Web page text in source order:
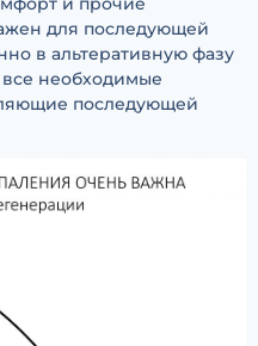
для последующей
в альтеративную фазу
необходимые
последующей